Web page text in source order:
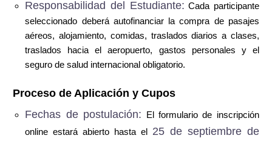
Responsabilidad del Estudiante: Cada participante
seleccionado deberá autofinanciar la compra de pasajes
aéreos, alojamiento, comidas, traslados diarios a clases,
traslados hacia el aeropuerto, gastos personales y el
seguro de salud internacional obligatorio.
Proceso de Aplicación y Cupos
Fechas de postulación: El formulario de inscripción
online estará abierto hasta el 25 de septiembre de